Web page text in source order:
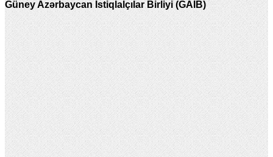
Güney Azərbaycan İstiqlalçılar Birliyi (GAİB)